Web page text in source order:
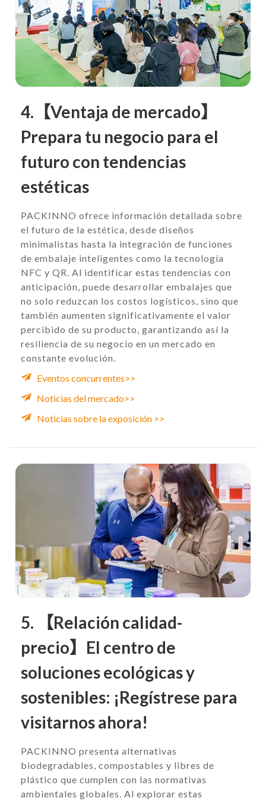
4.【Ventaja de mercado】
Prepara tu negocio para el
futuro con tendencias
estéticas
PACKINNO ofrece información detallada sobre
el futuro de la estética, desde diseños
minimalistas hasta la integración de funciones
de embalaje inteligentes como la tecnología
NFC y QR. Al identificar estas tendencias con
anticipación, puede desarrollar embalajes que
no solo reduzcan los costos logísticos, sino que
también aumenten significativamente el valor
percibido de su producto, garantizando así la
resiliencia de su negocio en un mercado en
constante evolución.
Eventos concurrentes>>
Noticias del mercado>>
Noticias sobre la exposición >>
5. 【Relación calidad-
precio】El centro de
soluciones ecológicas y
sostenibles: ¡Regístrese para
visitarnos ahora!
PACKINNO presenta alternativas
biodegradables, compostables y libres de
plástico que cumplen con las normativas
ambientales globales. Al explorar estas